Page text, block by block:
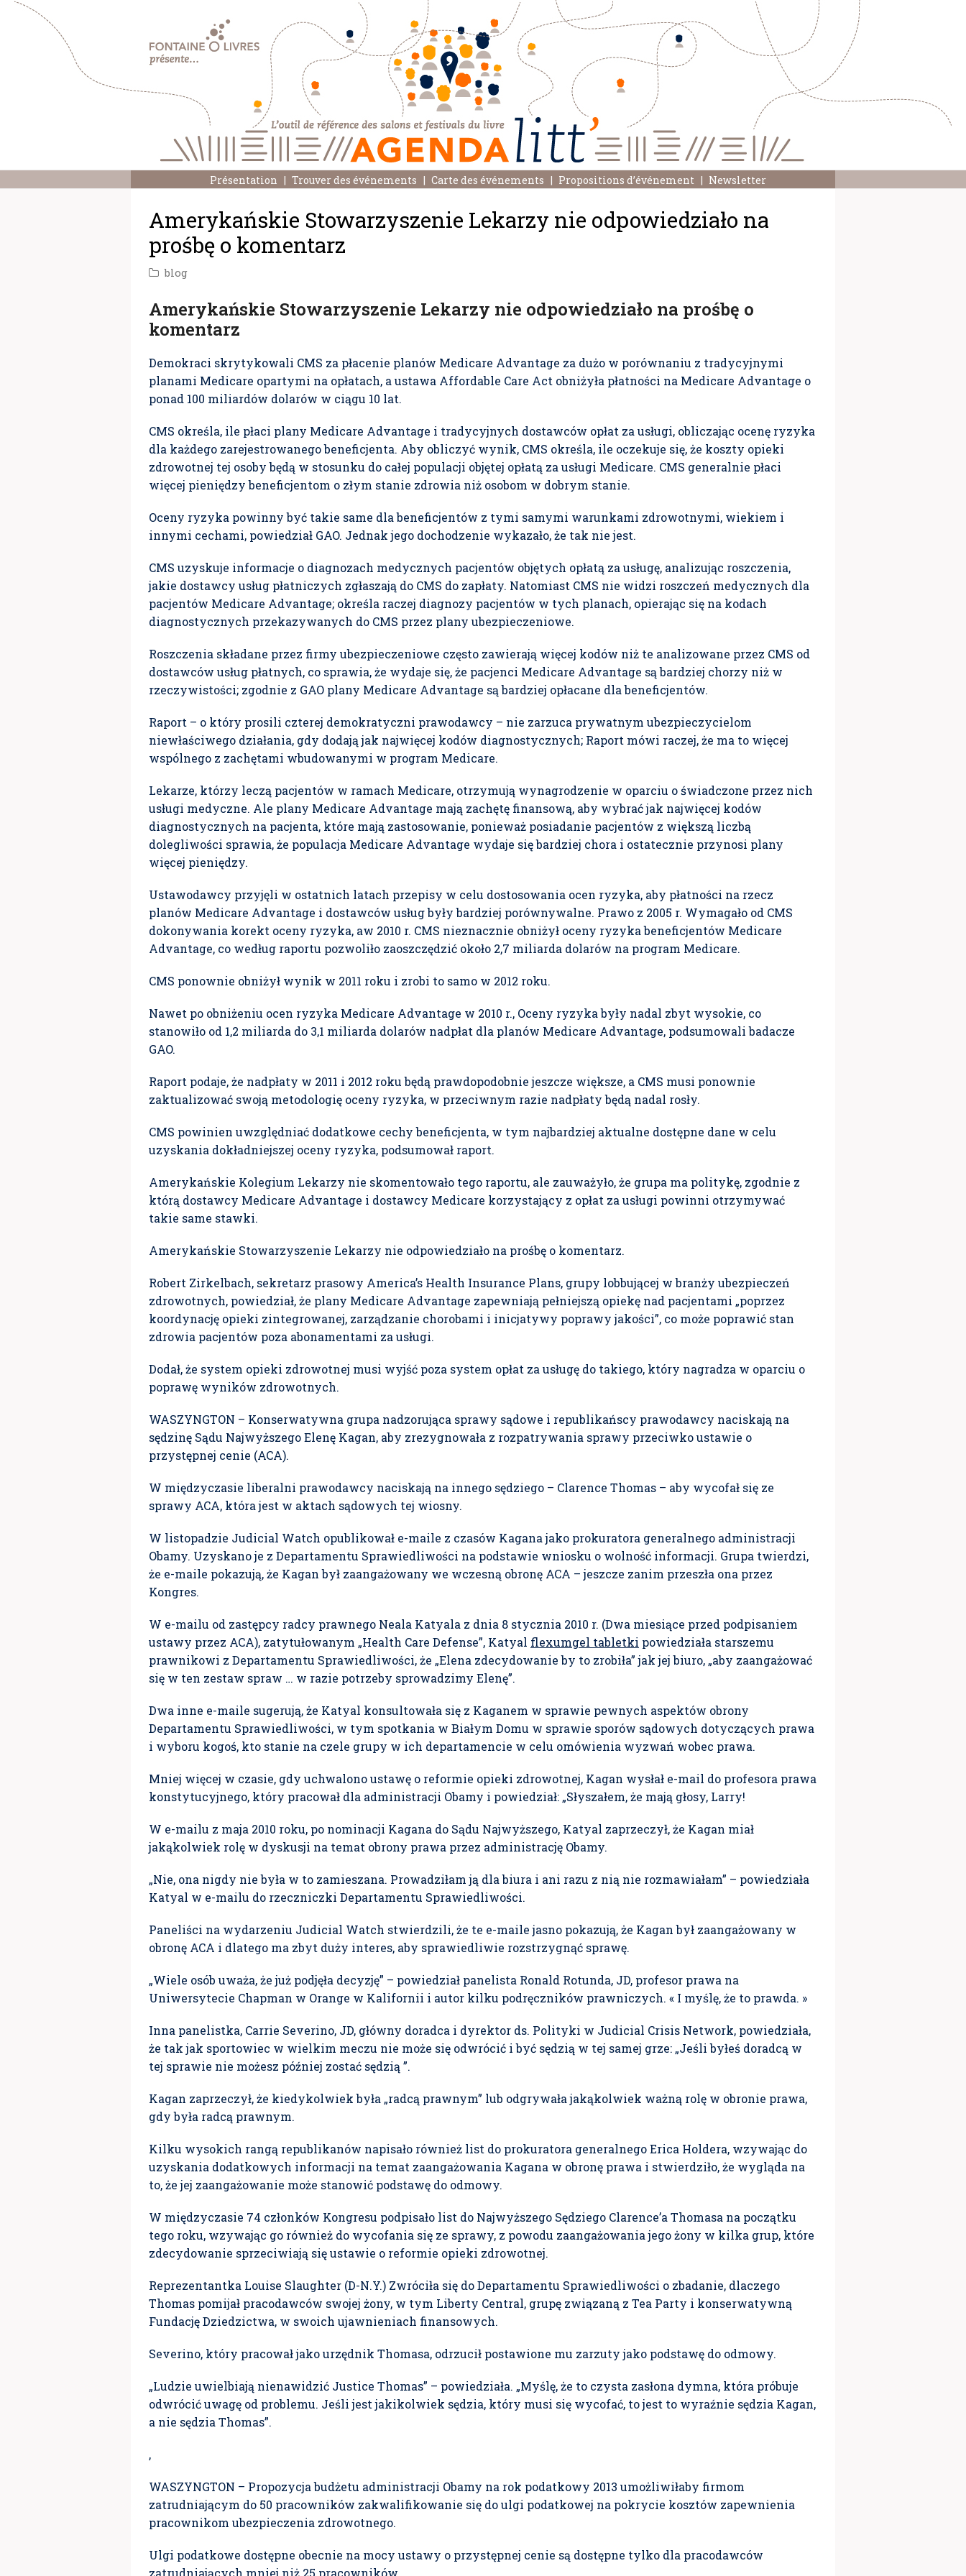
Présentation Trouver des événements Carte des événements Propositions d’événement Newsletter
Amerykańskie Stowarzyszenie Lekarzy nie odpowiedziało na
prośbę o komentarz
blog
Amerykańskie Stowarzyszenie Lekarzy nie odpowiedziało na prośbę o
komentarz
Demokraci skrytykowali CMS za płacenie planów Medicare Advantage za dużo w porównaniu z tradycyjnymi
planami Medicare opartymi na opłatach, a ustawa Affordable Care Act obniżyła płatności na Medicare Advantage o
ponad 100 miliardów dolarów w ciągu 10 lat.
CMS określa, ile płaci plany Medicare Advantage i tradycyjnych dostawców opłat za usługi, obliczając ocenę ryzyka
dla każdego zarejestrowanego beneficjenta. Aby obliczyć wynik, CMS określa, ile oczekuje się, że koszty opieki
zdrowotnej tej osoby będą w stosunku do całej populacji objętej opłatą za usługi Medicare. CMS generalnie płaci
więcej pieniędzy beneficjentom o złym stanie zdrowia niż osobom w dobrym stanie.
Oceny ryzyka powinny być takie same dla beneficjentów z tymi samymi warunkami zdrowotnymi, wiekiem i
innymi cechami, powiedział GAO. Jednak jego dochodzenie wykazało, że tak nie jest.
CMS uzyskuje informacje o diagnozach medycznych pacjentów objętych opłatą za usługę, analizując roszczenia,
jakie dostawcy usług płatniczych zgłaszają do CMS do zapłaty. Natomiast CMS nie widzi roszczeń medycznych dla
pacjentów Medicare Advantage; określa raczej diagnozy pacjentów w tych planach, opierając się na kodach
diagnostycznych przekazywanych do CMS przez plany ubezpieczeniowe.
Roszczenia składane przez firmy ubezpieczeniowe często zawierają więcej kodów niż te analizowane przez CMS od
dostawców usług płatnych, co sprawia, że ​​wydaje się, że pacjenci Medicare Advantage są bardziej chorzy niż w
rzeczywistości; zgodnie z GAO plany Medicare Advantage są bardziej opłacane dla beneficjentów.
Raport – o który prosili czterej demokratyczni prawodawcy – nie zarzuca prywatnym ubezpieczycielom
niewłaściwego działania, gdy dodają jak najwięcej kodów diagnostycznych; Raport mówi raczej, że ma to więcej
wspólnego z zachętami wbudowanymi w program Medicare.
Lekarze, którzy leczą pacjentów w ramach Medicare, otrzymują wynagrodzenie w oparciu o świadczone przez nich
usługi medyczne. Ale plany Medicare Advantage mają zachętę finansową, aby wybrać jak najwięcej kodów
diagnostycznych na pacjenta, które mają zastosowanie, ponieważ posiadanie pacjentów z większą liczbą
dolegliwości sprawia, że ​​populacja Medicare Advantage wydaje się bardziej chora i ostatecznie przynosi plany
więcej pieniędzy.
Ustawodawcy przyjęli w ostatnich latach przepisy w celu dostosowania ocen ryzyka, aby płatności na rzecz
planów Medicare Advantage i dostawców usług były bardziej porównywalne. Prawo z 2005 r. Wymagało od CMS
dokonywania korekt oceny ryzyka, aw 2010 r. CMS nieznacznie obniżył oceny ryzyka beneficjentów Medicare
Advantage, co według raportu pozwoliło zaoszczędzić około 2,7 miliarda dolarów na program Medicare.
CMS ponownie obniżył wynik w 2011 roku i zrobi to samo w 2012 roku.
Nawet po obniżeniu ocen ryzyka Medicare Advantage w 2010 r., Oceny ryzyka były nadal zbyt wysokie, co
stanowiło od 1,2 miliarda do 3,1 miliarda dolarów nadpłat dla planów Medicare Advantage, podsumowali badacze
GAO.
Raport podaje, że nadpłaty w 2011 i 2012 roku będą prawdopodobnie jeszcze większe, a CMS musi ponownie
zaktualizować swoją metodologię oceny ryzyka, w przeciwnym razie nadpłaty będą nadal rosły.
CMS powinien uwzględniać dodatkowe cechy beneficjenta, w tym najbardziej aktualne dostępne dane w celu
uzyskania dokładniejszej oceny ryzyka, podsumował raport.
Amerykańskie Kolegium Lekarzy nie skomentowało tego raportu, ale zauważyło, że grupa ma politykę, zgodnie z
którą dostawcy Medicare Advantage i dostawcy Medicare korzystający z opłat za usługi powinni otrzymywać
takie same stawki.
Amerykańskie Stowarzyszenie Lekarzy nie odpowiedziało na prośbę o komentarz.
Robert Zirkelbach, sekretarz prasowy America’s Health Insurance Plans, grupy lobbującej w branży ubezpieczeń
zdrowotnych, powiedział, że plany Medicare Advantage zapewniają pełniejszą opiekę nad pacjentami „poprzez
koordynację opieki zintegrowanej, zarządzanie chorobami i inicjatywy poprawy jakości”, co może poprawić stan
zdrowia pacjentów poza abonamentami za usługi.
Dodał, że system opieki zdrowotnej musi wyjść poza system opłat za usługę do takiego, który nagradza w oparciu o
poprawę wyników zdrowotnych.
WASZYNGTON – Konserwatywna grupa nadzorująca sprawy sądowe i republikańscy prawodawcy naciskają na
sędzinę Sądu Najwyższego Elenę Kagan, aby zrezygnowała z rozpatrywania sprawy przeciwko ustawie o
przystępnej cenie (ACA).
W międzyczasie liberalni prawodawcy naciskają na innego sędziego – Clarence Thomas – aby wycofał się ze
sprawy ACA, która jest w aktach sądowych tej wiosny.
W listopadzie Judicial Watch opublikował e-maile z czasów Kagana jako prokuratora generalnego administracji
Obamy. Uzyskano je z Departamentu Sprawiedliwości na podstawie wniosku o wolność informacji. Grupa twierdzi,
że e-maile pokazują, że Kagan był zaangażowany we wczesną obronę ACA – jeszcze zanim przeszła ona przez
Kongres.
W e-mailu od zastępcy radcy prawnego Neala Katyala z dnia 8 stycznia 2010 r. (Dwa miesiące przed podpisaniem
ustawy przez ACA), zatytułowanym „Health Care Defense”, Katyal flexumgel tabletki powiedziała starszemu
prawnikowi z Departamentu Sprawiedliwości, że „Elena zdecydowanie by to zrobiła” jak jej biuro, „aby zaangażować
się w ten zestaw spraw … w razie potrzeby sprowadzimy Elenę”.
Dwa inne e-maile sugerują, że Katyal konsultowała się z Kaganem w sprawie pewnych aspektów obrony
Departamentu Sprawiedliwości, w tym spotkania w Białym Domu w sprawie sporów sądowych dotyczących prawa
i wyboru kogoś, kto stanie na czele grupy w ich departamencie w celu omówienia wyzwań wobec prawa.
Mniej więcej w czasie, gdy uchwalono ustawę o reformie opieki zdrowotnej, Kagan wysłał e-mail do profesora prawa
konstytucyjnego, który pracował dla administracji Obamy i powiedział: „Słyszałem, że mają głosy, Larry!
W e-mailu z maja 2010 roku, po nominacji Kagana do Sądu Najwyższego, Katyal zaprzeczył, że Kagan miał
jakąkolwiek rolę w dyskusji na temat obrony prawa przez administrację Obamy.
„Nie, ona nigdy nie była w to zamieszana. Prowadziłam ją dla biura i ani razu z nią nie rozmawiałam” – powiedziała
Katyal w e-mailu do rzeczniczki Departamentu Sprawiedliwości.
Paneliści na wydarzeniu Judicial Watch stwierdzili, że te e-maile jasno pokazują, że Kagan był zaangażowany w
obronę ACA i dlatego ma zbyt duży interes, aby sprawiedliwie rozstrzygnąć sprawę.
„Wiele osób uważa, że ​​już podjęła decyzję” – powiedział panelista Ronald Rotunda, JD, profesor prawa na
Uniwersytecie Chapman w Orange w Kalifornii i autor kilku podręczników prawniczych. « I myślę, że to prawda. »
Inna panelistka, Carrie Severino, JD, główny doradca i dyrektor ds. Polityki w Judicial Crisis Network, powiedziała,
że ​​tak jak sportowiec w wielkim meczu nie może się odwrócić i być sędzią w tej samej grze: „Jeśli byłeś doradcą w
tej sprawie nie możesz później zostać sędzią ”.
Kagan zaprzeczył, że kiedykolwiek była „radcą prawnym” lub odgrywała jakąkolwiek ważną rolę w obronie prawa,
gdy była radcą prawnym.
Kilku wysokich rangą republikanów napisało również list do prokuratora generalnego Erica Holdera, wzywając do
uzyskania dodatkowych informacji na temat zaangażowania Kagana w obronę prawa i stwierdziło, że wygląda na
to, że jej zaangażowanie może stanowić podstawę do odmowy.
W międzyczasie 74 członków Kongresu podpisało list do Najwyższego Sędziego Clarence’a Thomasa na początku
tego roku, wzywając go również do wycofania się ze sprawy, z powodu zaangażowania jego żony w kilka grup, które
zdecydowanie sprzeciwiają się ustawie o reformie opieki zdrowotnej.
Reprezentantka Louise Slaughter (D-N.Y.) Zwróciła się do Departamentu Sprawiedliwości o zbadanie, dlaczego
Thomas pomijał pracodawców swojej żony, w tym Liberty Central, grupę związaną z Tea Party i konserwatywną
Fundację Dziedzictwa, w swoich ujawnieniach finansowych.
Severino, który pracował jako urzędnik Thomasa, odrzucił postawione mu zarzuty jako podstawę do odmowy.
„Ludzie uwielbiają nienawidzić Justice Thomas” – powiedziała. „Myślę, że to czysta zasłona dymna, która próbuje
odwrócić uwagę od problemu. Jeśli jest jakikolwiek sędzia, który musi się wycofać, to jest to wyraźnie sędzia Kagan,
a nie sędzia Thomas”.
,
WASZYNGTON – Propozycja budżetu administracji Obamy na rok podatkowy 2013 umożliwiłaby firmom
zatrudniającym do 50 pracowników zakwalifikowanie się do ulgi podatkowej na pokrycie kosztów zapewnienia
pracownikom ubezpieczenia zdrowotnego.
Ulgi podatkowe dostępne obecnie na mocy ustawy o przystępnej cenie są dostępne tylko dla pracodawców
zatrudniających mniej niż 25 pracowników.